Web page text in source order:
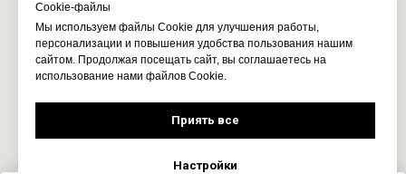
Cookie-файлы
Мы используем файлы Cookie для улучшения работы,
персонализации и повышения удобства пользования нашим
сайтом. Продолжая посещать сайт, вы соглашаетесь на
использование нами файлов Cookie.
Приять все
Настройки